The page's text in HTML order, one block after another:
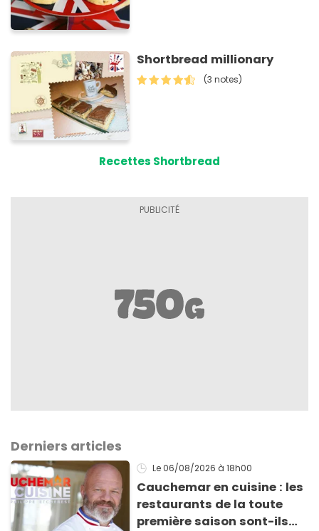
Shortbread millionary
(3 notes)
Recettes Shortbread
Derniers articles
Le 06/08/2026 à 18h00
Cauchemar en cuisine : les
restaurants de la toute
première saison sont-ils